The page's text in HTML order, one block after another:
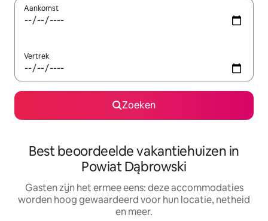
Aankomst
Vertrek
Zoeken
Best beoordeelde vakantiehuizen in
Powiat Dąbrowski
Gasten zijn het ermee eens: deze accommodaties
worden hoog gewaardeerd voor hun locatie, netheid
en meer.